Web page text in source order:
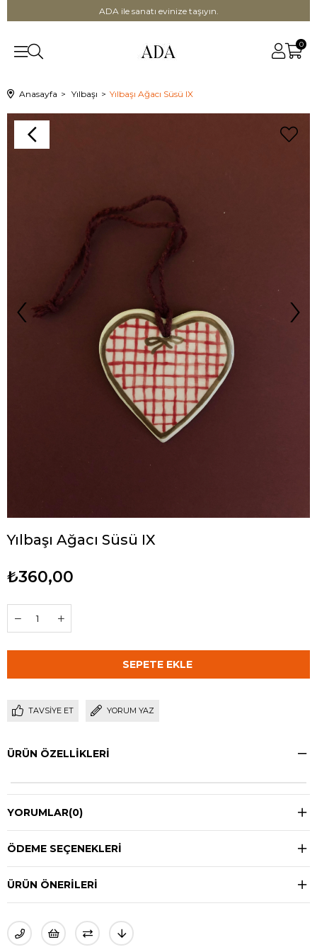
ADA ile sanatı evinize taşıyın.
0
Anasayfa Yılbaşı Yılbaşı Ağacı Süsü IX
‹ ›
Yılbaşı Ağacı Süsü IX
₺360,00
TAVSIYE ET YORUM YAZ
ÜRÜN ÖZELLIKLERI
YORUMLAR(0)
ÖDEME SEÇENEKLERI
ÜRÜN ÖNERILERI